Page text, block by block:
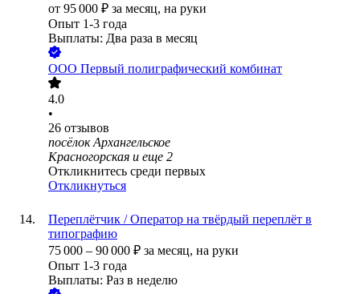
от 95 000 ₽ за месяц, на руки
Опыт 1-3 года
Выплаты: Два раза в месяц
ООО Первый полиграфический комбинат
4.0
•
26 отзывов
посёлок Архангельское
Красногорская и еще 2
Откликнитесь среди первых
Откликнуться
Переплётчик / Оператор на твёрдый переплёт в
типографию
75 000 – 90 000 ₽ за месяц, на руки
Опыт 1-3 года
Выплаты: Раз в неделю